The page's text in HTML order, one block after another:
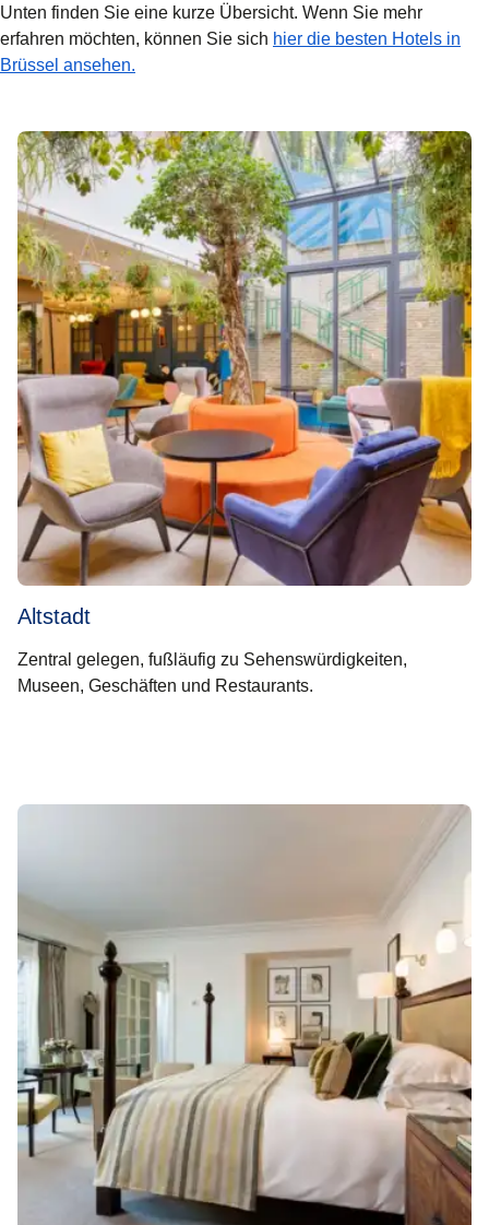
Unten finden Sie eine kurze Übersicht. Wenn Sie mehr
erfahren möchten, können Sie sich hier die besten Hotels in
Brüssel ansehen.
Altstadt
Zentral gelegen, fußläufig zu Sehenswürdigkeiten,
Museen, Geschäften und Restaurants.